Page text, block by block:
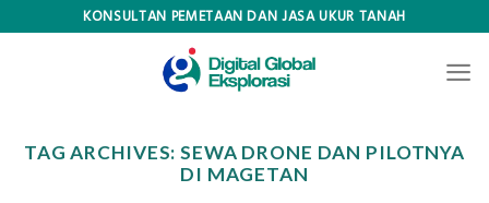
KONSULTAN PEMETAAN DAN JASA UKUR TANAH
TAG ARCHIVES:SEWA DRONE DAN PILOTNYA
DI MAGETAN